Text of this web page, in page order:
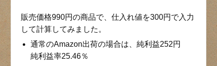
販売価格990円の商品で、仕入れ値を300円で入力
して計算してみました。
通常のAmazon出荷の場合は、純利益252円
純利益率25.46％